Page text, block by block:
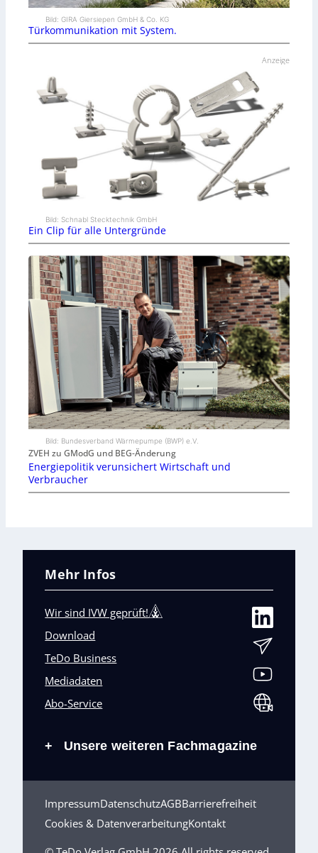
Bild: GIRA Giersiepen GmbH & Co. KG
Türkommunikation mit System.
Anzeige
Bild: Schnabl Stecktechnik GmbH
Ein Clip für alle Untergründe
Bild: Bundesverband Wärmepumpe (BWP) e.V.
ZVEH zu GModG und BEG-Änderung
Energiepolitik verunsichert Wirtschaft und
Verbraucher
Mehr Infos
Wir sind IVW geprüft!
Download
TeDo Business
Mediadaten
Abo-Service
+ Unsere weiteren Fachmagazine
ImpressumDatenschutzAGBBarrierefreiheit
Cookies & DatenverarbeitungKontakt